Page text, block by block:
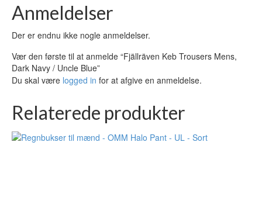
Anmeldelser
Der er endnu ikke nogle anmeldelser.
Vær den første til at anmelde “Fjällräven Keb Trousers Mens,
Dark Navy / Uncle Blue”
Du skal være logged in for at afgive en anmeldelse.
Relaterede produkter